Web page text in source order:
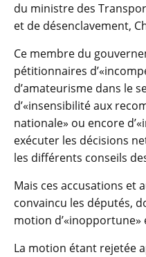
du ministre des
et de désenclavement,
Ce membre du
pétitionnaires
d’amateurisme dans le
d’«insensibilité aux
nationale» ou encore
exécuter les décisions
les différents conseils
Mais ces accusations et
convaincu les députés,
motion d’«inopportune»
La motion étant rejetée